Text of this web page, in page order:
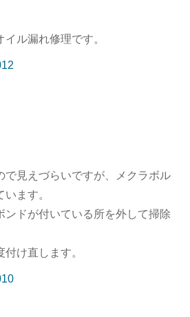
ル漏れ修理です。
見えづらいですが、メクラボル
ます。
ンドが付いている所を外して掃除
け直します。